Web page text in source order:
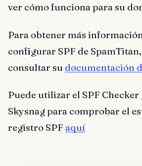
ver cómo funciona para su
Para obtener más
configurar SPF de
consultar su documentación
Puede utilizar el SPF
Skysnag para comprobar el
registro SPF aquí